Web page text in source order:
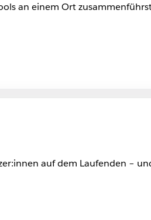
an einem Ort
auf dem Laufenden –